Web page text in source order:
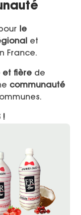
le
et
France.
et fière de
communauté
!